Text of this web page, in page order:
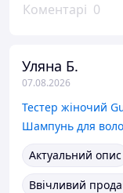
Коментарі 0
Уляна Б.
07.08.2026
Актуальний опис
Ввічливий